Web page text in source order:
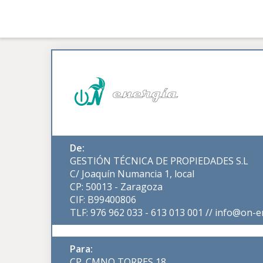
De:
GESTIÓN TÉCNICA DE PROPIEDADES S.L
C/ Joaquín Numancia 1, local
CP: 50013 - Zaragoza
CIF: B99400806
TLF: 976 962 033 - 613 013 001 // info@on-
Para: